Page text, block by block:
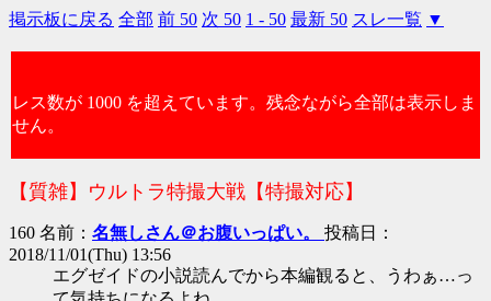
掲示板に戻る 全部 前 50 次 50 1 - 50 最新 50 スレ一覧 ▼
レス数が 1000 を超えています。残念ながら全部は表示しま
せん。
【質雑】ウルトラ特撮大戦【特撮対応】
160 名前： 名無しさん＠お腹いっぱい。 投稿日：
2018/11/01(Thu) 13:56
エグゼイドの小説読んでから本編観ると、うわぁ…っ